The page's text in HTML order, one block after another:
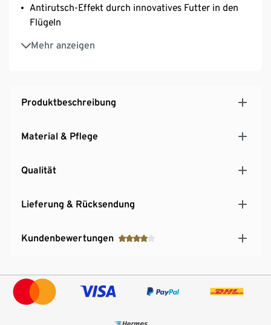
Antirutsch-Effekt durch innovatives Futter in den
Flügeln
Mehr anzeigen
Ohne Silikon – besonders hautfreundlich
Mit hochwertigem Markenelasthan für
3-fach verstellbarer SoftSeal®-Häkchenverschluss
Produktbeschreibung
Material & Pflege
Qualität
Lieferung & Rücksendung
Kundenbewertungen